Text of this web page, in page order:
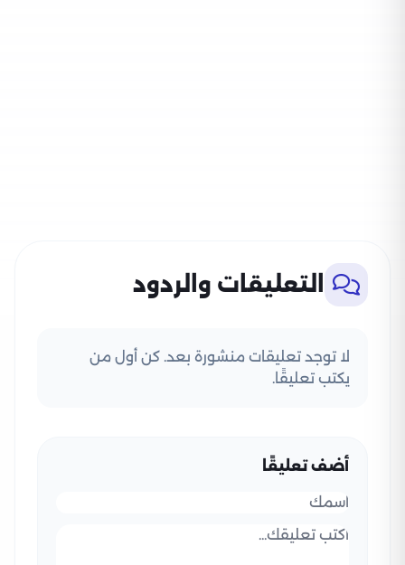
التعليقات والردود
لا توجد تعليقات منشورة بعد. كن أول من
يكتب تعليقًا.
أضف تعليقًا